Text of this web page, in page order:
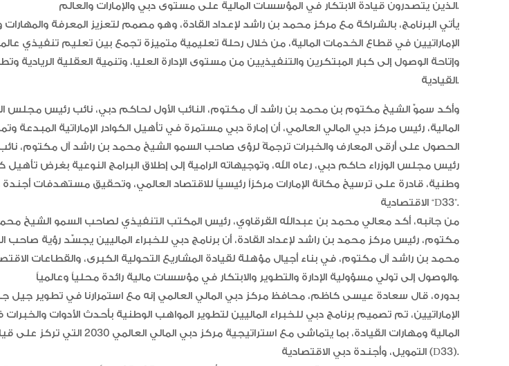
الذين يتصدرون قيادة الابتكار في المؤسسات المالية على مستوى دبي والإمارات والعالم.
يأتي البرنامج، بالشراكة مع مركز محمد بن راشد لإعداد القادة، وهو مصمم لتعزيز المعرفة والمهارات
الإماراتيين في قطاع الخدمات المالية، من خلال رحلة تعليمية متميزة تجمع بين تعليم تنفيذي
وإتاحة الوصول إلى كبار المبتكرين والتنفيذيين من مستوى الإدارة العليا، وتنمية العقلية الريادية
القيادية.
وأكد سموّ الشيخ مكتوم بن محمد بن راشد آل مكتوم، النائب الأول لحاكم دبي، نائب رئيس مجلس
المالية، رئيس مركز دبي المالي العالمي، أن إمارة دبي مستمرة في تأهيل الكوادر الإماراتية المبدعة
الحصول على أرقى المعارف والخبرات ترجمةً لرؤى صاحب السمو الشيخ محمد بن راشد آل مكتوم،
رئيس مجلس الوزراء حاكم دبي، رعاه الله، وتوجيهاته الرامية إلى إطلاق البرامج النوعية بغرض تأهيل
وطنية، قادرة على ترسيخ مكانة الإمارات مركزاً رئيسياً للاقتصاد العالمي، وتحقيق مستهدفات
الاقتصادية “D33”.
من جانبه، أكد معالي محمد بن عبدالله القرقاوي، رئيس المكتب التنفيذي لصاحب السمو الشيخ
مكتوم، رئيس مركز محمد بن راشد لإعداد القادة، أن برنامج دبي للخبراء الماليين يجسّد رؤية صاحب
محمد بن راشد آل مكتوم، في بناء أجيال مؤهلة لقيادة المشاريع التحولية الكبرى، والقطاعات
والوصول إلى تولي مسؤولية الإدارة والتطوير والابتكار في مؤسسات مالية رائدة محلياً وعالمياً.
بدوره، قال سعادة عيسى كاظم، محافظ مركز دبي المالي العالمي إنه مع استمرارنا في تطوير جيل
الإماراتيين، تم تصميم برنامج دبي للخبراء الماليين لتطوير المواهب الوطنية بأحدث الأدوات
المالية ومهارات القيادة، بما يتماشى مع استراتيجية مركز دبي
التمويل، وأجندة دبي الاقتصادية (D33).